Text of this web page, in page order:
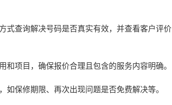
查询解决号码是否真实有效，并查看客户评价
项目，确保报价合理且包含的服务内容明确。
保修期限、再次出现问题是否免费解决等。